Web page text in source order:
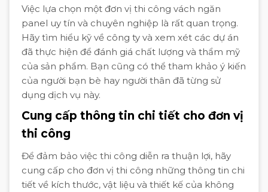
Việc lựa chọn một đơn vị thi công vách ngăn
panel uy tín và chuyên nghiệp là rất quan trọng.
Hãy tìm hiểu kỹ về công ty và xem xét các dự án
đã thực hiện để đánh giá chất lượng và thẩm mỹ
của sản phẩm. Bạn cũng có thể tham khảo ý kiến
của người bạn bè hay người thân đã từng sử
dụng dịch vụ này.
Cung cấp thông tin chi tiết cho đơn vị
thi công
Để đảm bảo việc thi công diễn ra thuận lợi, hãy
cung cấp cho đơn vị thi công những thông tin chi
tiết về kích thước, vật liệu và thiết kế của không